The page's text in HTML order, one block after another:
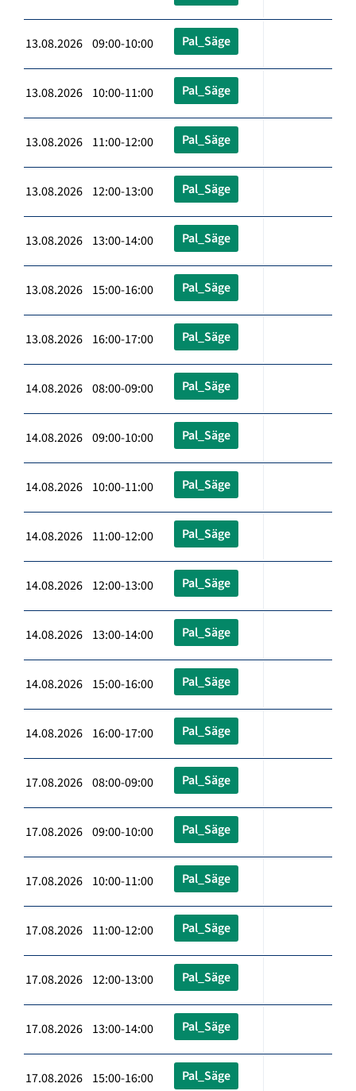
13.08.2026 09:00-10:00 Pal_Säge
13.08.2026 10:00-11:00 Pal_Säge
13.08.2026 11:00-12:00 Pal_Säge
13.08.2026 12:00-13:00 Pal_Säge
13.08.2026 13:00-14:00 Pal_Säge
13.08.2026 15:00-16:00 Pal_Säge
13.08.2026 16:00-17:00 Pal_Säge
14.08.2026 08:00-09:00 Pal_Säge
14.08.2026 09:00-10:00 Pal_Säge
14.08.2026 10:00-11:00 Pal_Säge
14.08.2026 11:00-12:00 Pal_Säge
14.08.2026 12:00-13:00 Pal_Säge
14.08.2026 13:00-14:00 Pal_Säge
14.08.2026 15:00-16:00 Pal_Säge
14.08.2026 16:00-17:00 Pal_Säge
17.08.2026 08:00-09:00 Pal_Säge
17.08.2026 09:00-10:00 Pal_Säge
17.08.2026 10:00-11:00 Pal_Säge
17.08.2026 11:00-12:00 Pal_Säge
17.08.2026 12:00-13:00 Pal_Säge
17.08.2026 13:00-14:00 Pal_Säge
17.08.2026 15:00-16:00 Pal_Säge